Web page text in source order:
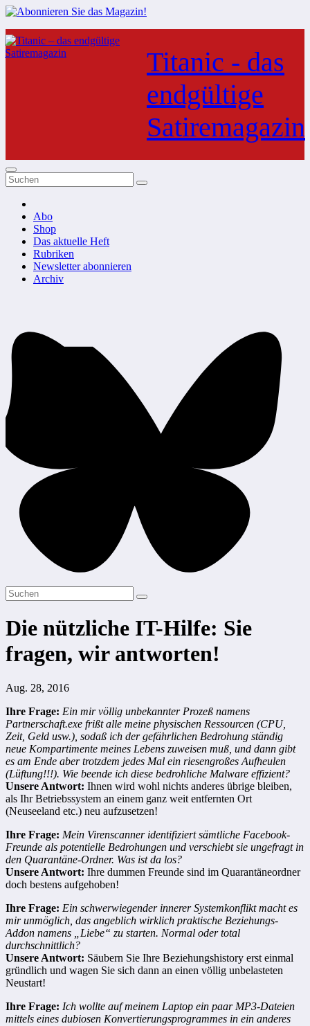
Zum
Inhalt
springen
Titanic - das
endgültige
Satiremagazin
Abo
Shop
Das aktuelle Heft
Rubriken
Newsletter abonnieren
Archiv
Die nützliche IT-Hilfe: Sie
fragen, wir antworten!
Aug. 28, 2016
Ihre Frage: Ein mir völlig unbekannter Prozeß namens
Partnerschaft.exe frißt alle meine physischen Ressourcen (CPU,
Zeit, Geld usw.), sodaß ich der gefährlichen Bedrohung ständig
neue Kompartimente meines Lebens zuweisen muß, und dann gibt
es am Ende aber trotzdem jedes Mal ein riesengroßes Aufheulen
(Lüftung!!!). Wie beende ich diese bedrohliche Malware effizient?
Unsere Antwort: Ihnen wird wohl nichts anderes übrige bleiben,
als Ihr Betriebssystem an einem ganz weit entfernten Ort
(Neuseeland etc.) neu aufzusetzen!
Ihre Frage: Mein Virenscanner identifiziert sämtliche Facebook-
Freunde als potentielle Bedrohungen und verschiebt sie ungefragt in
den Quarantäne-Ordner. Was ist da los?
Unsere Antwort: Ihre dummen Freunde sind im Quarantäneordner
doch bestens aufgehoben!
Ihre Frage: Ein schwerwiegender innerer Systemkonflikt macht es
mir unmöglich, das angeblich wirklich praktische Beziehungs-
Addon namens „Liebe“ zu starten. Normal oder total
durchschnittlich?
Unsere Antwort: Säubern Sie Ihre Beziehungshistory erst einmal
gründlich und wagen Sie sich dann an einen völlig unbelasteten
Neustart!
Ihre Frage: Ich wollte auf meinem Laptop ein paar MP3-Dateien
mittels eines dubiosen Konvertierungsprogrammes in ein anderes